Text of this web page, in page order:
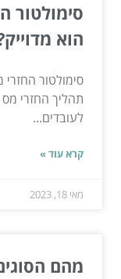
סימולטור
הוא
סימולטור
תהליך החזרי מס
לעובדים...
קרא עוד »
מאי 18, 2023
מהם